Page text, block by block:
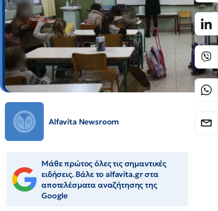
Alfavita Newsroom
Μάθε πρώτος όλες τις σημαντικές
ειδήσεις. Βάλε το alfavita.gr στα
αποτελέσματα αναζήτησης της
Google